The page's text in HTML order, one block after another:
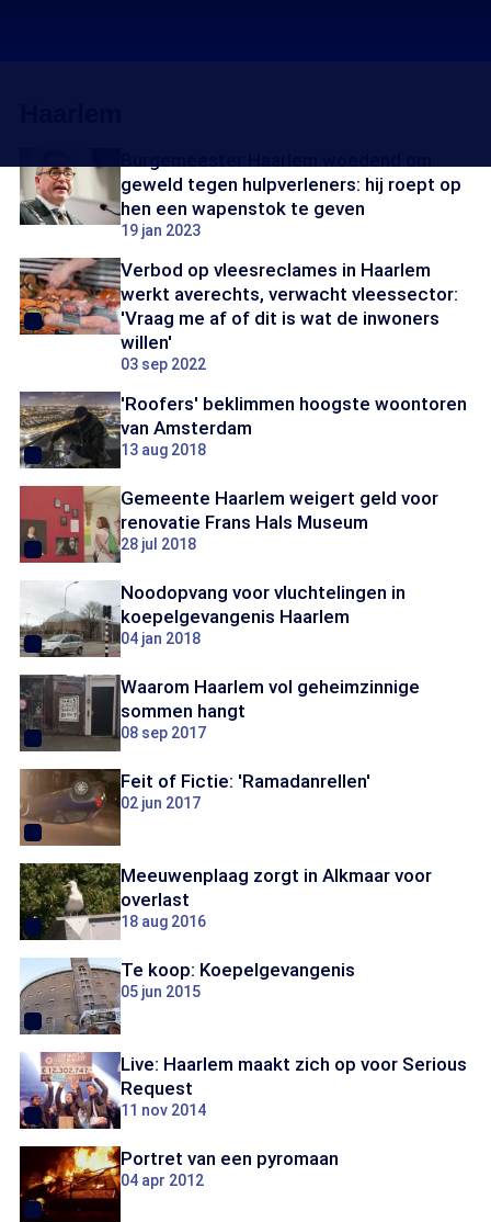
geweld tegen hulpverleners: hij roept op
hen een wapenstok te geven
19 jan 2023
Verbod op vleesreclames in Haarlem
werkt averechts, verwacht vleessector:
'Vraag me af of dit is wat de inwoners
willen'
03 sep 2022
'Roofers' beklimmen hoogste woontoren
van Amsterdam
13 aug 2018
Gemeente Haarlem weigert geld voor
renovatie Frans Hals Museum
28 jul 2018
Noodopvang voor vluchtelingen in
koepelgevangenis Haarlem
04 jan 2018
Waarom Haarlem vol geheimzinnige
sommen hangt
08 sep 2017
Feit of Fictie: 'Ramadanrellen'
02 jun 2017
Meeuwenplaag zorgt in Alkmaar voor
overlast
18 aug 2016
Te koop: Koepelgevangenis
05 jun 2015
Live: Haarlem maakt zich op voor Serious
Request
11 nov 2014
Portret van een pyromaan
04 apr 2012